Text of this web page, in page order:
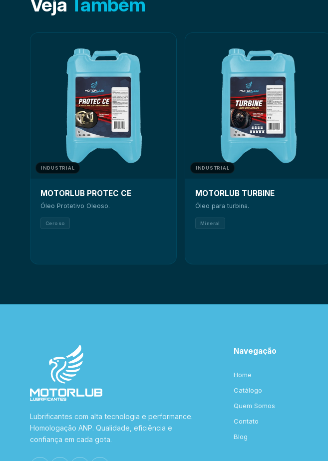
INDUSTRIAL
MOTORLUB PROTEC CE
Óleo Protetivo Oleoso.
Ceroso
INDUSTRIAL
MOTORLUB TURBINE
Óleo para turbina.
Mineral
Lubrificantes com alta tecnologia e performance.
Homologação ANP. Qualidade, eficiência e
confiança em cada gota.
Navegação
Home
Catálogo
Quem Somos
Contato
Blog